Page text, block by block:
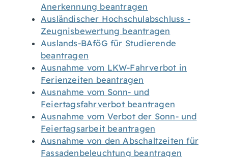
Anerkennung beantragen
Ausländischer Hochschulabschluss -
Zeugnisbewertung beantragen
Auslands-BAföG für Studierende
beantragen
Ausnahme vom LKW-Fahrverbot in
Ferienzeiten beantragen
Ausnahme vom Sonn- und
Feiertagsfahrverbot beantragen
Ausnahme vom Verbot der Sonn- und
Feiertagsarbeit beantragen
Ausnahme von den Abschaltzeiten für
Fassadenbeleuchtung beantragen